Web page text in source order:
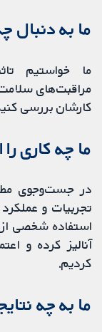
ما به دنبال
ما خواستیم
مراقبت‌‌های
کارشان بررسی
ما چه کاری
در جست‌وجوی
تجربیات و
استفاده شخصی از
آنالیز کرده و
کردیم.
ما به چه